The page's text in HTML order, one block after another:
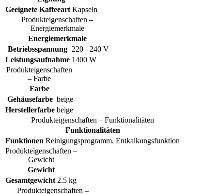
Geeignete Kaffeeart Kapseln
Produkteigenschaften –
Energiemerkmale
Energiemerkmale
Betriebsspannung 220 - 240 V
Leistungsaufnahme 1400 W
Produkteigenschaften
– Farbe
Farbe
Gehäusefarbe beige
Herstellerfarbe beige
Produkteigenschaften – Funktionalitäten
Funktionalitäten
Funktionen Reinigungsprogramm, Entkalkungsfunktion
Produkteigenschaften –
Gewicht
Gewicht
Gesamtgewicht 2.5 kg
Produkteigenschaften –